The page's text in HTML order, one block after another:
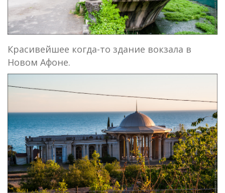
Красивейшее когда-то здание вокзала в
Новом Афоне.